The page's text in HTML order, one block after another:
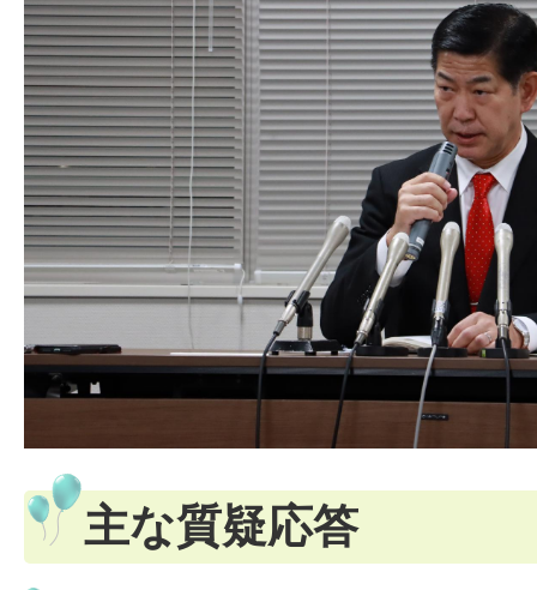
主な質疑応答